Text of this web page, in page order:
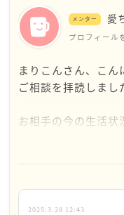
まりこんさんがお相
すことも
勿体無いと思います
他の時間は、他の方
美味しいものを食べ
す。
それから少し気分
ることもあるので注
難しいことですがお
自分の中にこもって
ない話などは現実に
どうかあまり考え過
メンター 愛
プロフィール
まりこんさん、こん
ご相談を拝読しまし
お相手の今の生活状
まりこんさんもい
すよね。
どうしたら良いの
2025.3.28 12:43